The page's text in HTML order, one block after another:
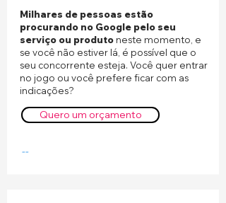
Milhares de pessoas estão
procurando no Google pelo seu
serviço ou produto neste momento, e
se você não estiver lá, é possível que o
seu concorrente esteja. Você quer entrar
no jogo ou você prefere ficar com as
indicações?
Quero um orçamento
--